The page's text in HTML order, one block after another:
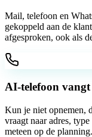
Mail, telefoon en
gekoppeld aan de
afgesproken, ook als
AI-telefoon vangt
Kun je niet opnemen,
vraagt naar adres,
meteen op de